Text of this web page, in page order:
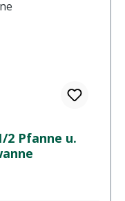
2 Pfanne u.